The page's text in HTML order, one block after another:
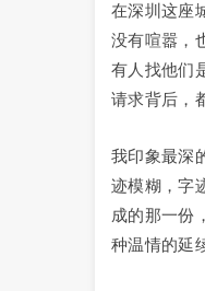
在深圳这座
没有喧嚣，
有人找他们
请求背后，
我印象最深
迹模糊，字
成的那一份
种温情的延